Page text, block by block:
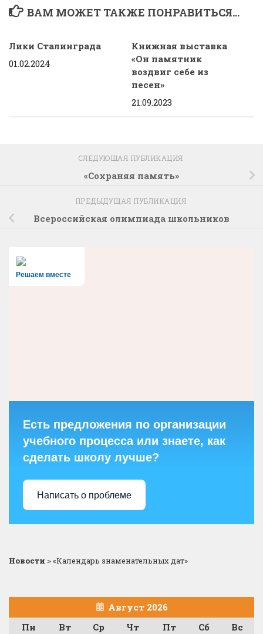
ВАМ МОЖЕТ ТАКЖЕ ПОНРАВИТЬСЯ...
Лики Сталинграда
01.02.2024
Книжная выставка
«Он памятник
воздвиг себе из
песен»
21.09.2023
СЛЕДУЮЩАЯ ПУБЛИКАЦИЯ
«Сохраняя память»
ПРЕДЫДУЩАЯ ПУБЛИКАЦИЯ
Всероссийская олимпиада школьников
Решаем вместе
Есть предложения по организации
учебного процесса или знаете, как
сделать школу лучше?
Написать о проблеме
Новости >«Календарь знаменательных дат»
Август 2026
Пн
Вт Ср Чт Пт Сб Вс